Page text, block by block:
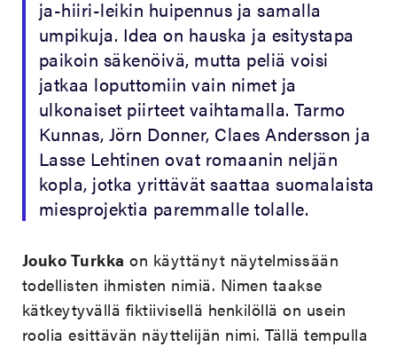
ja-hiiri-leikin huipennus ja samalla
umpikuja. Idea on hauska ja esitystapa
paikoin säkenöivä, mutta peliä voisi
jatkaa loputtomiin vain nimet ja
ulkonaiset piirteet vaihtamalla. Tarmo
Kunnas, Jörn Donner, Claes Andersson ja
Lasse Lehtinen ovat romaanin neljän
kopla, jotka yrittävät saattaa suomalaista
miesprojektia paremmalle tolalle.
Jouko Turkka on käyttänyt näytelmissään
todellisten ihmisten nimiä. Nimen taakse
kätkeytyvällä fiktiivisellä henkilöllä on usein
roolia esittävän näyttelijän nimi. Tällä tempulla